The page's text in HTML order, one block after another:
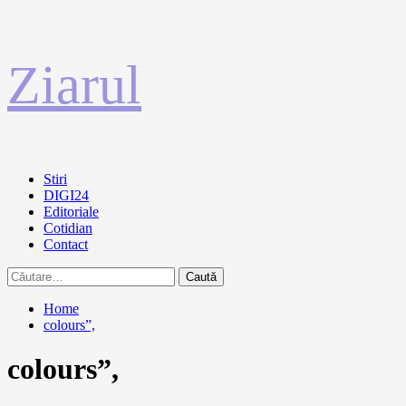
la
conținut
Ziarul
Primary
Menu
Stiri
DIGI24
Editoriale
Cotidian
Contact
Caută
după:
Home
colours”,
colours”,